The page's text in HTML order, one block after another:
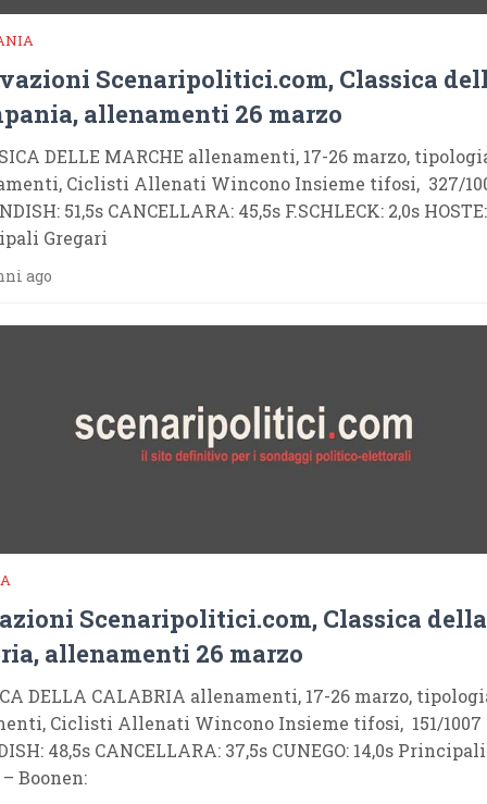
Scenaripolitici.com, Classica
allenamenti 26 marzo
DELLE MARCHE allenamenti, 17-26 marzo,
Ciclisti Allenati Wincono Insieme tifosi, 327/
51,5s CANCELLARA: 45,5s F.SCHLECK: 2,0s
Gregari
ago
Scenaripolitici.com, Classica della
allenamenti 26 marzo
DELLA CALABRIA allenamenti, 17-26 marzo,
Ciclisti Allenati Wincono Insieme tifosi, 151/1007
48,5s CANCELLARA: 37,5s CUNEGO: 14,0s Principali
Boonen: